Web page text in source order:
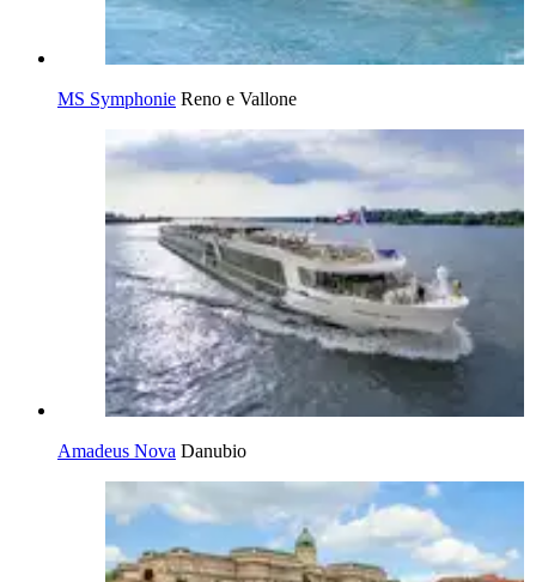
MS Symphonie Reno e Vallone
Amadeus Nova Danubio